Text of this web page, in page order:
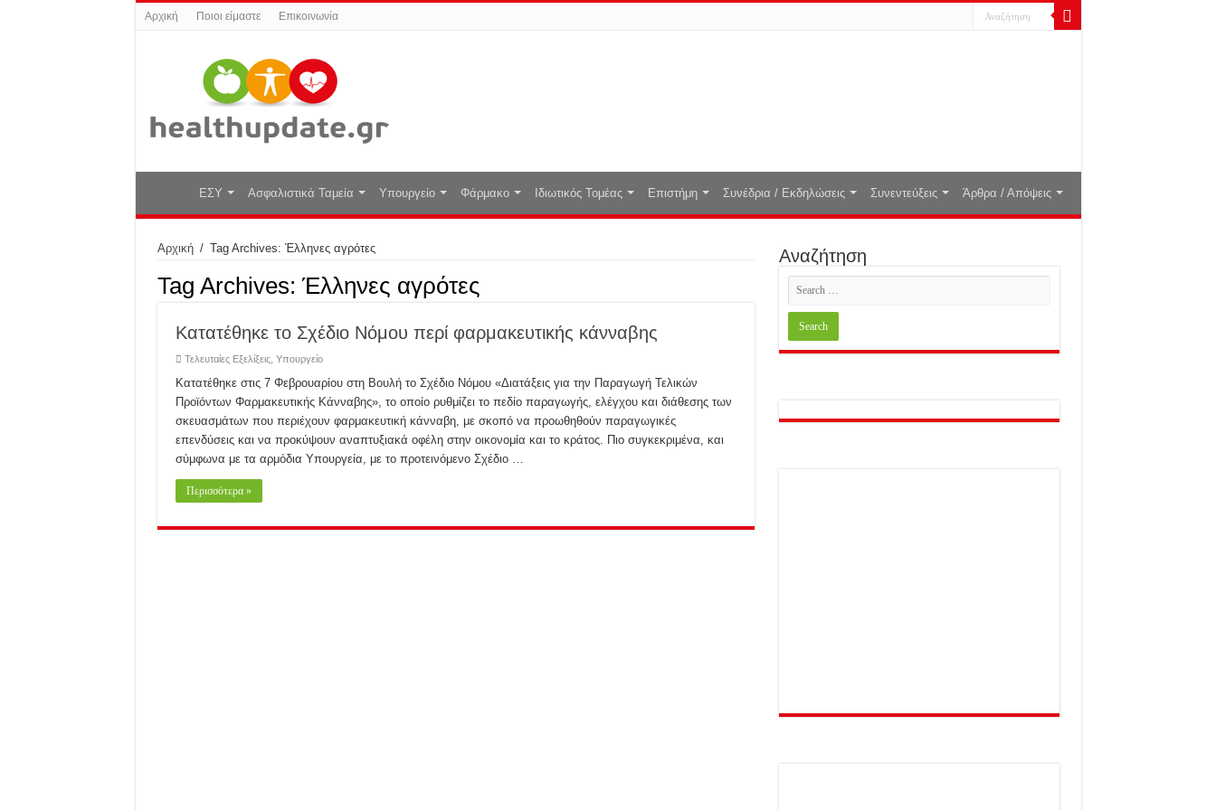
Αρχική Ποιοι είμαστε Επικοινωνία
ΕΣΥ Ασφαλιστικά Ταμεία Υπουργείο Φάρμακο Ιδιωτικός Τομέας Επιστήμη Συνέδρια / Εκδηλώσεις Συνεντεύξεις Άρθρα / Απόψεις
Αρχική / Tag Archives: Έλληνες αγρότες
Tag Archives:Έλληνες αγρότες
Κατατέθηκε το Σχέδιο Νόμου περί φαρμακευτικής κάνναβης
Τελευταίες Εξελίξεις, Υπουργείο
Κατατέθηκε στις 7 Φεβρουαρίου στη Βουλή το Σχέδιο Νόμου «Διατάξεις για την Παραγωγή Τελικών
Προϊόντων Φαρμακευτικής Κάνναβης», το οποίο ρυθμίζει το πεδίο παραγωγής, ελέγχου και διάθεσης των
σκευασμάτων που περιέχουν φαρμακευτική κάνναβη, με σκοπό να προωθηθούν παραγωγικές
επενδύσεις και να προκύψουν αναπτυξιακά οφέλη στην οικονομία και το κράτος. Πιο συγκεκριμένα, και
σύμφωνα με τα αρμόδια Υπουργεία, με το προτεινόμενο Σχέδιο …
Περισσότερα »
Αναζήτηση